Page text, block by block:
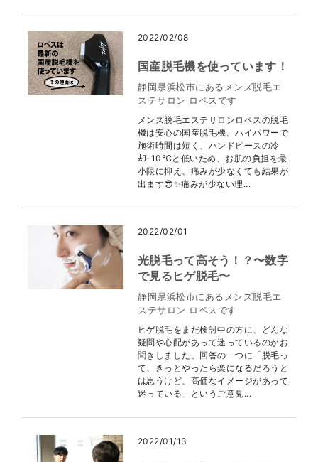
2022/02/08
国産脱毛機を使っています！
静岡県浜松市にあるメンズ脱毛エ
ステサロン ロペスです
メンズ脱毛エステサロンロペスの脱毛
機は安心の国産脱毛機。ハイパワーで
施術時間は短く、ハンドピースの冷
却-10℃と低いため、お肌の負担を最
小限に抑え、痛みが少なくても結果が
出ます😎✨痛みが少ない理...
2022/02/01
光脱毛って高そう！？〜数字
で見るヒゲ脱毛〜
静岡県浜松市にあるメンズ脱毛エ
ステサロン ロペスです
ヒゲ脱毛をまだ検討中の方に、どんな
疑問や心配があって迷っているのかお
聞きしました。回答の一つに「脱毛っ
て、きっとやったら楽になるだろうと
は思うけど、高価なイメージがあって
迷っている」というご意見...
2022/01/13